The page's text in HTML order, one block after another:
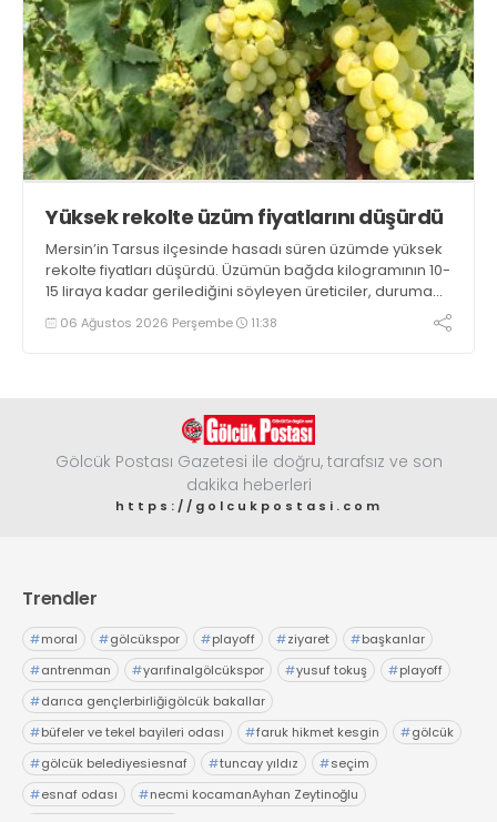
Yüksek rekolte üzüm fiyatlarını düşürdü
Mersin’in Tarsus ilçesinde hasadı süren üzümde yüksek
rekolte fiyatları düşürdü. Üzümün bağda kilogramının 10-
15 liraya kadar gerilediğini söyleyen üreticiler, duruma
tepki gösterdi
06 Ağustos 2026 Perşembe 11:38
Gölcük Postası Gazetesi ile doğru, tarafsız ve son
dakika heberleri
https://golcukpostasi.com
Trendler
#moral #gölcükspor #playoff #ziyaret #başkanlar
#antrenman #yarıfinalgölcükspor #yusuf tokuş #playoff
#darıca gençlerbirliğigölcük bakallar
#büfeler ve tekel bayileri odası #faruk hikmet kesgin #gölcük
#gölcük belediyesiesnaf #tuncay yıldız #seçim
#esnaf odası #necmi kocamanAyhan Zeytinoğlu